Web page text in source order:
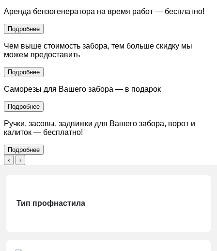
Аренда бензогенератора на время работ — бесплатно!
Подробнее
Чем выше стоимость забора, тем больше скидку мы
можем предоставить
Подробнее
Саморезы для Вашего забора — в подарок
Подробнее
Ручки, засовы, задвижки для Вашего забора, ворот и
калиток — бесплатно!
Подробнее
‹
›
Тип профнастила